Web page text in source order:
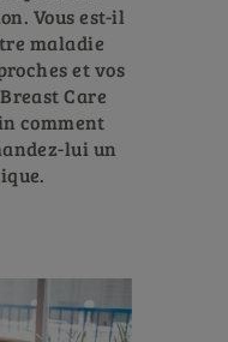
Vous est-il
maladie
et vos
Care
comment
lui un